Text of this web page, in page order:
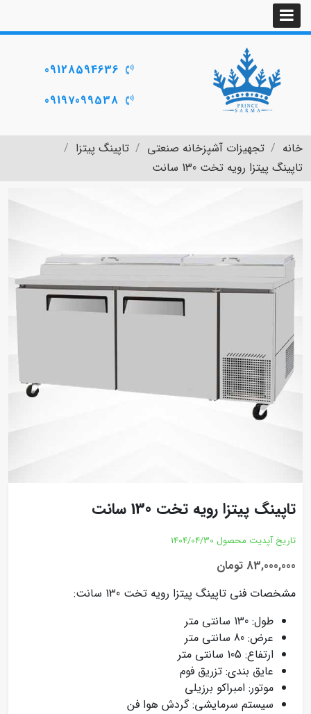
09128594636
09197099538
خانه تجهیزات آشپزخانه صنعتی
تاپینگ پیتزا
تاپینگ پیتزا رویه تخت 130 سانت
تاپینگ پیتزا رویه تخت 130 سانت
تاریخ آپدیت محصول 1404/04/30
83,000,000 تومان
مشخصات فنی تاپینگ پیتزا رویه تخت 130 سانت:
طول: 130 سانتی متر
عرض: 80 سانتی متر
ارتفاع: 105 سانتی متر
عایق بندی: تزریق فوم
موتور: امبراکو برزیلی
سیستم سرمایشی: گردش هوا فن